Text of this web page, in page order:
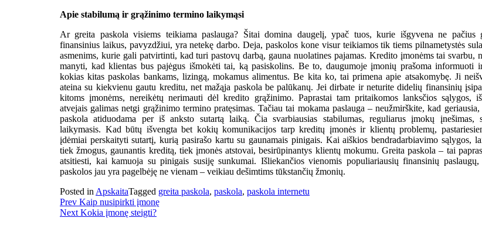
Apie stabilumą ir grąžinimo termino laikymąsi
Ar greita paskola visiems teikiama paslauga? Šitai domina daugelį, ypač tuos, kurie išgyvena ne pačius
finansinius laikus, pavyzdžiui, yra netekę darbo. Deja, paskolos kone visur teikiamos tik tiems pilnametystės
asmenims, kurie gali patvirtinti, kad turi pastovų darbą, gauna nuolatines pajamas. Kredito įmonėms tai svarbu,
manyti, kad klientas bus pajėgus išmokėti tai, ką pasiskolins. Be to, daugumoje įmonių prašoma informuoti
kokias kitas paskolas bankams, lizingą, mokamus alimentus. Be kita ko, tai primena apie atsakomybę. Ji
ateina su kiekvienu gautu kreditu, net mažąja paskola be palūkanų. Jei dirbate ir neturite didelių finansinių
kitoms įmonėms, nereikėtų nerimauti dėl kredito grąžinimo. Paprastai tam pritaikomos lanksčios sąlygos,
atvejais galimas netgi grąžinimo termino pratęsimas. Tačiau tai mokama paslauga – neužmirškite, kad
paskola atiduodama per iš anksto sutartą laiką. Čia svarbiausias stabilumas, reguliarus įmokų įnešimas,
laikymasis. Kad būtų išvengta bet kokių komunikacijos tarp kreditų įmonės ir klientų problemų,
įdėmiai perskaityti sutartį, kurią pasirašo kartu su gaunamais pinigais. Kai aiškios bendradarbiavimo sąlygos,
tiek žmogus, gaunantis kreditą, tiek įmonės atstovai, besirūpinantys klientų mokumu. Greita paskola – tai
atsitiesti, kai kamuoja su pinigais susiję sunkumai. Išliekančios vienomis populiariausių finansinių paslaugų,
paskolos jau yra pagelbėję ne vienam – veikiau dešimtims tūkstančių žmonių.
Posted in ApskaitaTagged greita paskola, paskola, paskola internetu
Navigacija
tarp
Prev Kaip nusipirkti įmonę
Next Kokia įmonę steigti?